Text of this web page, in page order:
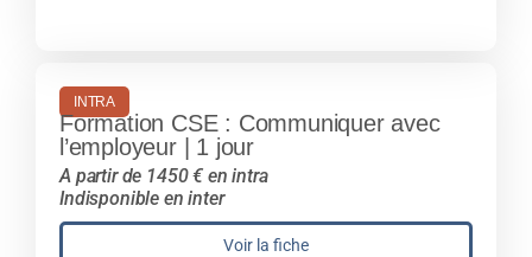
INTRA
Formation CSE : Communiquer avec
l’employeur | 1 jour
A partir de 1450 € en intra
Indisponible en inter
Voir la fiche